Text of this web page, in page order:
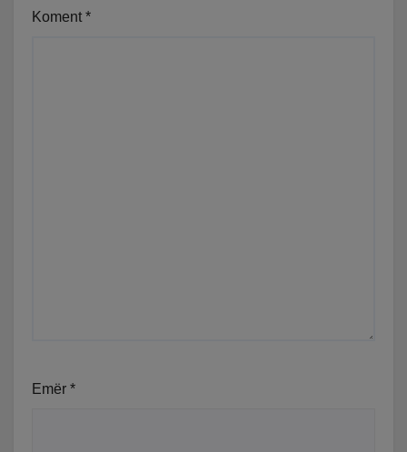
Koment *
Emër *